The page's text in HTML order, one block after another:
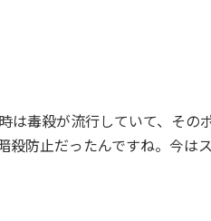
は毒殺が流行していて、その
殺防止だったんですね。今は